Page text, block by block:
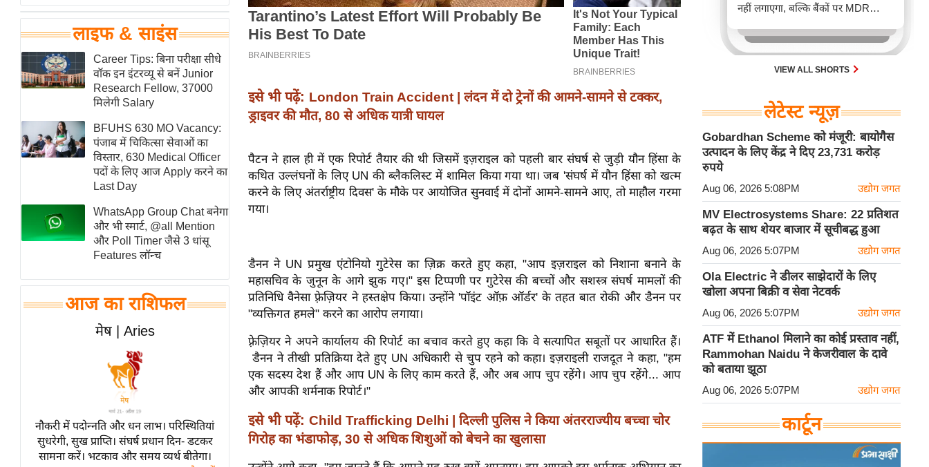
विश्लेषण
समसामयिक
मातृभूमि
स्तंभ
आर.
आई.
चाय पर
समीक्षा
धर्म
ज्योतिष
धर्मस्थल
व्रत
लाइफ & साइंस
Career Tips: बिना परीक्षा सीधे
वॉक इन इंटरव्यू से बनें Junior
Research Fellow, 37000
मिलेगी Salary
BFUHS 630 MO Vacancy:
पंजाब में चिकित्सा सेवाओं का
विस्तार, 630 Medical Officer
पदों के लिए आज Apply करने का
Last Day
WhatsApp Group Chat बनेगा
और भी स्मार्ट, @all Mention
और Poll Timer जैसे 3 धांसू
Features लॉन्च
आज का राशिफल
मेष | Aries
नौकरी में पदोन्नति और धन लाभ। परिस्थितियां
सुधरेगी, सुख प्राप्ति। संघर्ष प्रधान दिन- डटकर
सामना करें। भटकाव और समय व्यर्थ बीतेगा।
इसे भी पढ़ें: London Train Accident | लंदन में दो ट्रेनों की आमने-सामने से टक्कर,
ड्राइवर की मौत, 80 से अधिक यात्री घायल
पैटन ने हाल ही में एक रिपोर्ट तैयार की थी जिसमें इज़राइल को पहली बार संघर्ष से जुड़ी यौन हिंसा के
कथित उल्लंघनों के लिए UN की ब्लैकलिस्ट में शामिल किया गया था। जब 'संघर्ष में यौन हिंसा को खत्म
करने के लिए अंतर्राष्ट्रीय दिवस' के मौके पर आयोजित सुनवाई में दोनों आमने-सामने आए, तो माहौल गरमा
गया।
डैनन ने UN प्रमुख एंटोनियो गुटेरेस का ज़िक्र करते हुए कहा, "आप इज़राइल को निशाना बनाने के
महासचिव के जुनून के आगे झुक गए।"इस टिप्पणी पर गुटेरेस की बच्चों और सशस्त्र संघर्ष मामलों की
प्रतिनिधि वैनेसा फ़्रेज़ियर ने हस्तक्षेप किया। उन्होंने 'पॉइंट ऑफ़ ऑर्डर' के तहत बात रोकी और डैनन पर
"व्यक्तिगत हमले" करने का आरोप लगाया।
फ़्रेज़ियर ने अपने कार्यालय की रिपोर्ट का बचाव करते हुए कहा कि वे सत्यापित सबूतों पर आधारित हैं।
डैनन ने तीखी प्रतिक्रिया देते हुए UN अधिकारी से चुप रहने को कहा।इज़राइली राजदूत ने कहा, "हम
एक सदस्य देश हैं और आप UN के लिए काम करते हैं, और अब आप चुप रहेंगे। आप चुप रहेंगे... आप
और आपकी शर्मनाक रिपोर्ट।"
इसे भी पढ़ें: Child Trafficking Delhi | दिल्ली पुलिस ने किया अंतरराज्यीय बच्चा चोर
गिरोह का भंडाफोड़, 30 से अधिक शिशुओं को बेचने का खुलासा
नहीं लगाएगा, बल्कि बैंकों पर MDR
ऑनलाइन भुगतान के नियमों में संभावित
बदलाव का संकेत है।
VIEW ALL SHORTS
लेटेस्ट न्यूज़
Gobardhan Scheme को मंजूरी: बायोगैस
उत्पादन के लिए केंद्र ने दिए 23,731 करोड़
रुपये
Aug 06, 2026 5:08PM उद्योग जगत
MV Electrosystems Share: 22 प्रतिशत
बढ़त के साथ शेयर बाजार में सूचीबद्ध हुआ
Aug 06, 2026 5:07PM उद्योग जगत
Ola Electric ने डीलर साझेदारों के लिए
खोला अपना बिक्री व सेवा नेटवर्क
Aug 06, 2026 5:07PM उद्योग जगत
ATF में Ethanol मिलाने का कोई प्रस्ताव नहीं,
Rammohan Naidu ने केजरीवाल के दावे
को बताया झूठा
Aug 06, 2026 5:07PM उद्योग जगत
कार्टून